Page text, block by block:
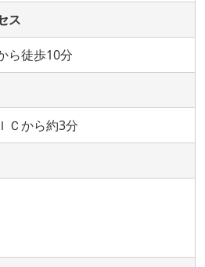
ス
ら徒歩10分
Ｃから約3分